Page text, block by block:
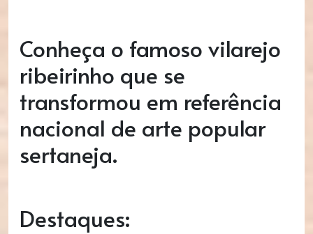
Conheça o famoso vilarejo
ribeirinho que se
transformou em referência
nacional de arte popular
sertaneja.
Destaques: